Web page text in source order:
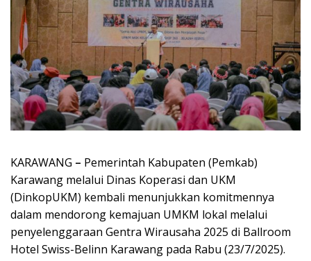
KARAWANG – Pemerintah Kabupaten (Pemkab)
Karawang melalui Dinas Koperasi dan UKM
(DinkopUKM) kembali menunjukkan komitmennya
dalam mendorong kemajuan UMKM lokal melalui
penyelenggaraan Gentra Wirausaha 2025 di Ballroom
Hotel Swiss-Belinn Karawang pada Rabu (23/7/2025).